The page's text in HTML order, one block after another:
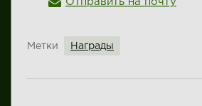
Метки Награды